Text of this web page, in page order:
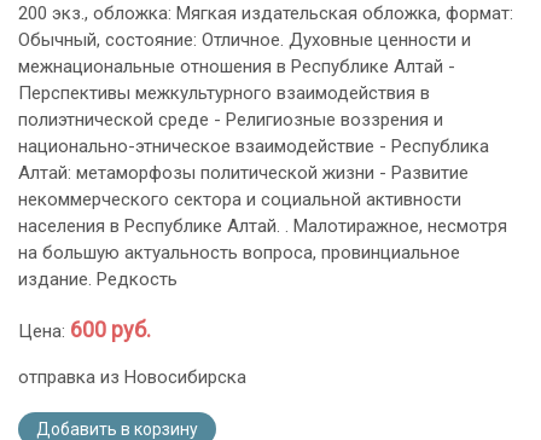
200 экз., обложка: Мягкая издательская обложка, формат:
Обычный, состояние: Отличное. Духовные ценности и
межнациональные отношения в Республике Алтай -
Перспективы межкультурного взаимодействия в
полиэтнической среде - Религиозные воззрения и
национально-этническое взаимодействие - Республика
Алтай: метаморфозы политической жизни - Развитие
некоммерческого сектора и социальной активности
населения в Республике Алтай. . Малотиражное, несмотря
на большую актуальность вопроса, провинциальное
издание. Редкость
Цена: 600 руб.
отправка из Новосибирска
Добавить в корзину